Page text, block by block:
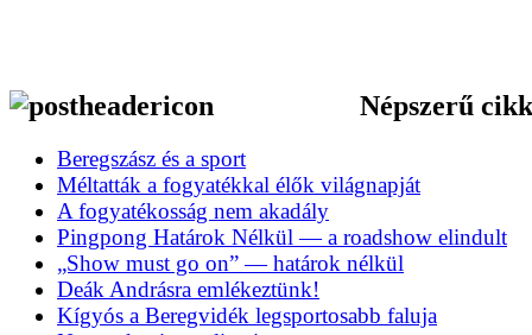
Népszerű
Beregszász és a sport
Méltatták a fogyatékkal élők világnapját
A fogyatékosság nem akadály
Pingpong Határok Nélkül — a roadshow elindult
„Show must go on” — határok nélkül
Deák Andrásra emlékeztünk!
Kígyós a Beregvidék legsportosabb faluja